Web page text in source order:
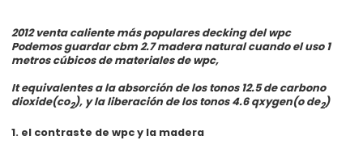
2012 venta caliente más populares decking del wpc
Podemos guardar cbm 2.7 madera natural cuando el uso 1
metros cúbicos de materiales de wpc,
It equivalentes a la absorción de los tonos 12.5 de carbono
dioxide(co2), y la liberación de los tonos 4.6 qxygen(o de2)
1. el contraste de wpc y la madera